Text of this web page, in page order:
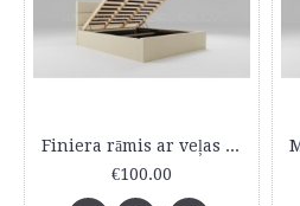
Finiera rāmis ar veļas kasti
€100.00